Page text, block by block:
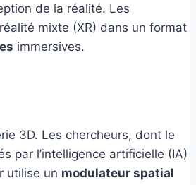
de la réalité. Les
mixte (XR) dans un format
immersives.
3D. Les chercheurs, dont le
par l’intelligence artificielle (IA)
utilise un modulateur spatial